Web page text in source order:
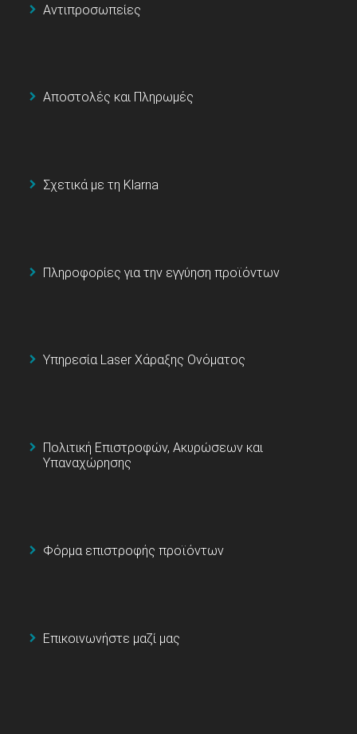
Αντιπροσωπείες
Αποστολές και Πληρωμές
Σχετικά με τη Klarna
Πληροφορίες για την εγγύηση προϊόντων
Υπηρεσία Laser Χάραξης Ονόματος
Πολιτική Επιστροφών, Ακυρώσεων και
Υπαναχώρησης
Φόρμα επιστροφής προϊόντων
Επικοινωνήστε μαζί μας